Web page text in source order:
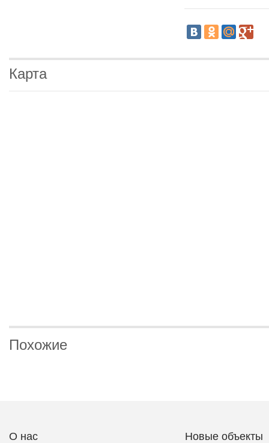
Карта
Похожие
О нас Новые объекты